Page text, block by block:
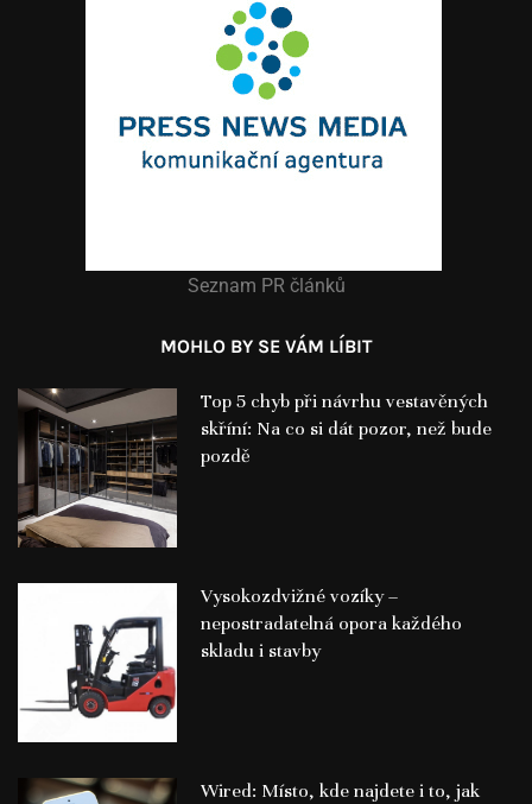
Seznam PR článků
MOHLO BY SE VÁM LÍBIT
Top 5 chyb při návrhu vestavěných
skříní: Na co si dát pozor, než bude
pozdě
Vysokozdvižné vozíky –
nepostradatelná opora každého
skladu i stavby
Wired: Místo, kde najdete i to, jak